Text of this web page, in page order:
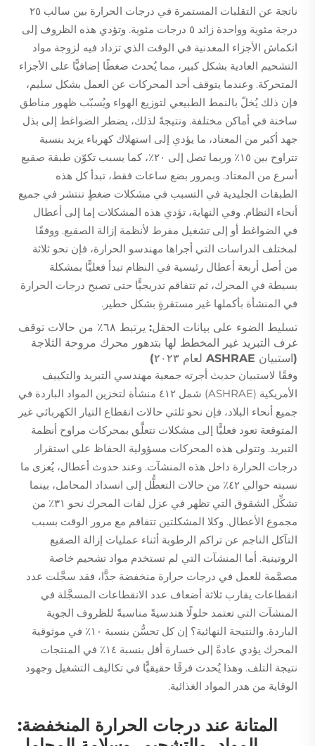
ناتجة عن التقلبات المستمرة في درجات الحرارة بين سالب ٢٥
درجة مئوية وواحدة زائد ٥ درجات مئوية. وتؤدي هذه الظروف إلى
انكماش الأجزاء المعدنية في الوقت الذي تزداد فيه لزوجة مواد
التشحيم العادية بشكل كبير، مما يُحدث ضغطًا إضافيًّا على الأجزاء
المتحركة. وعندما يتوقف أحد المحركات عن العمل بشكل سليم،
فإن ذلك يُخلّ بالنمط الطبيعي لتوزيع الهواء ويُسبّب ظهور مناطق
ساخنة في أماكن مختلفة. ونتيجةً لذلك، يضطر الضواغط إلى بذل
جهد أكبر من المعتاد، ما يؤدي إلى استهلاك كهرباء يزيد بنسبة
تتراوح بين ١٥٪ وربما تصل إلى ٢٠٪، كما يسبب تكوّن طبقة صقيع
أسرع من المعتاد. وبمرور بضع ساعات فقط، تبدأ كل هذه
الطبقات الجليدية في التسبب في مشكلات ضغطٍ تنتشر في جميع
أنحاء النظام. وفي النهاية، تؤدي هذه المشكلات إما إلى أعطال
في الضواغط أو إلى تشغيل مفرط لأنظمة إزالة الصقيع. ووفقًا
لمختلف الدراسات التي أجراها مهندسو الحرارة، فإن نحو ثلاثة
من أصل أربعة أعطال رئيسية في النظام تبدأ فعليًّا بمشكلة
بسيطة في المحرك، ثم تتفاقم تدريجيًّا حتى تصبح درجات الحرارة
في المنشأة بأكملها غير مستقرةٍ بشكل خطير.
تسليط الضوء على بيانات الحقل: يرتبط ٦٨٪ من حالات توقف
غرف التبريد غير المخطط لها بتدهور محرك مروحة الثلاجة
(استبيان ASHRAE لعام ٢٠٢٣)
وفقًا لاستبيان حديث أجرته جمعية مهندسي التبريد والتكييف
الأمريكية (ASHRAE) شمل ٤١٢ منشأة لتخزين المواد الباردة في
جميع أنحاء البلاد، فإن نحو ثلثي حالات انقطاع التيار الكهربائي غير
المتوقعة تعود فعليًّا إلى مشكلات تتعلَّق بمحركات مراوح أنظمة
التبريد. وتتولى هذه المحركات مسؤولية الحفاظ على استقرار
درجات الحرارة داخل هذه المنشآت. وعند حدوث أعطال، يُعزى ما
نسبته حوالي ٤٢٪ من حالات التعطُّل إلى انسداد المحامل، بينما
تشكِّل الشقوق التي تظهر في عزل لفات المحرك نحو ٣١٪ من
مجموع الأعطال. وكلا المشكلتين تتفاقم مع مرور الوقت بسبب
التآكل الناجم عن تراكم الرطوبة أثناء عمليات إزالة الصقيع
الروتينية. أما المنشآت التي لم تستخدم مواد تشحيم خاصة
مصمَّمة للعمل في درجات حرارة منخفضة جدًّا، فقد سجَّلت عدد
انقطاعات يقارب ثلاثة أضعاف عدد الانقطاعات المسجَّلة في
المنشآت التي تعتمد حلولًا هندسيةً مناسبةً للظروف الجوية
الباردة. والنتيجة النهائية؟ إن كل تحسُّن بنسبة ١٠٪ في موثوقية
المحرك يؤدي عادةً إلى خسارة أقل بنسبة ١٤٪ في المنتجات
نتيجة التلف. وهذا يُحدث فرقًا حقيقيًّا في تكاليف التشغيل وجهود
الوقاية من هدر المواد الغذائية.
المتانة عند درجات الحرارة المنخفضة: